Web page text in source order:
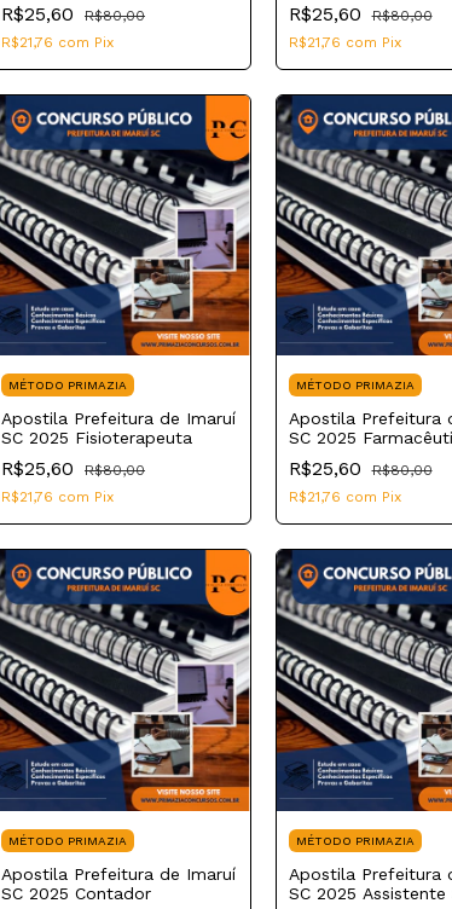
R$25,60
R$80,00
R$21,76 com Pix
R$25,60
R$80,00
R$21,76 com Pix
MÉTODO PRIMAZIA
Apostila Prefeitura de Imaruí
SC 2025 Fisioterapeuta
R$25,60
R$80,00
R$21,76 com Pix
MÉTODO PRIMAZIA
Apostila Prefeitura
SC 2025
Bioquímico
R$25,60
R$80,00
R$21,76 com Pix
MÉTODO PRIMAZIA
Apostila Prefeitura de Imaruí
SC 2025 Contador
MÉTODO PRIMAZIA
Apostila Prefeitura
SC 2025 Assistente